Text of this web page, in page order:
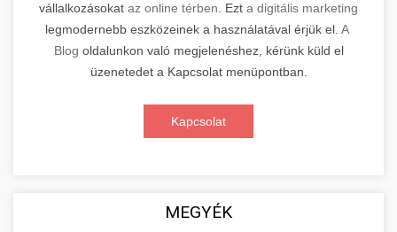
vállalkozásokat az online térben . Ezt a digitális marketing
legmodernebb eszközeinek a használatával érjük el. A
Blog oldalunkon való megjelenéshez, kérünk küld el
üzenetedet a Kapcsolat menüpontban.
Kapcsolat
MEGYÉK